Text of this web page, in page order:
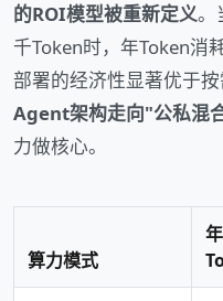
的ROI模型被重新定义。
千Token时，年Token消
部署的经济性显著优于按
Agent架构走向"公私混
力做核心。
算力模式